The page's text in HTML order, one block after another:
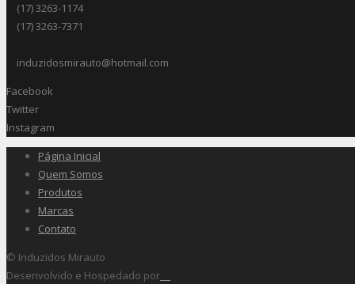
(17) 3263-1174
(17) 3263-7371
induzidosmirauto@hotmail.com
Facebook
Twitter
Instagram
Página Inicial
Quem Somos
Produtos
Marcas
Contato
© Induzidos Mirauto
Desenvolvido e Hospedado por